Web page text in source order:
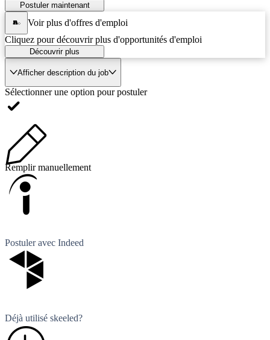
Postuler maintenant
Voir plus d'offres d'emploi
Cliquez pour découvrir plus d'opportunités d'emploi
Découvrir plus
Afficher description du job
Sélectionner une option pour postuler
Remplir manuellement
Postuler avec Indeed
Déjà utilisé skeeled?